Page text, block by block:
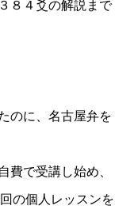
８４爻の解説まで
のに、名古屋弁を
費で受講し始め、
の個人レッスンを